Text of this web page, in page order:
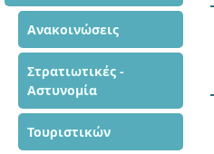
Ανακοινώσεις
Στρατιωτικές -
Αστυνομία
Τουριστικών